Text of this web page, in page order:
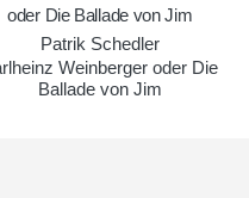
Patrik Schedler
Weinberger oder Die
Ballade von Jim